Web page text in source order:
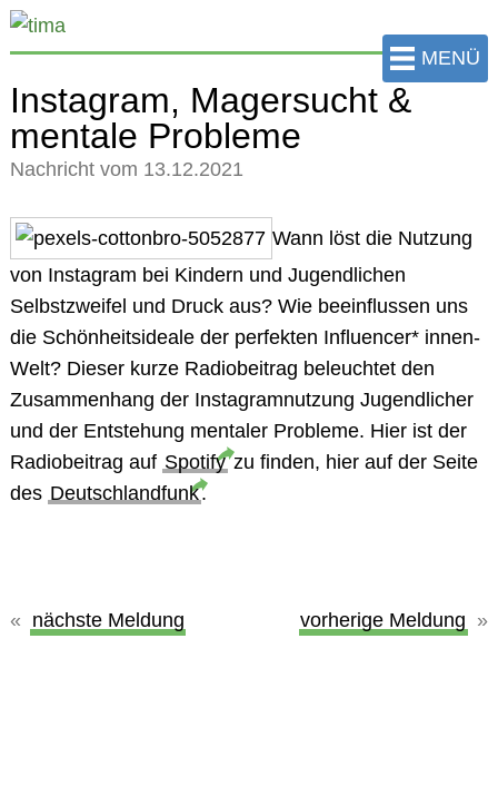
zum
Hauptinhalt
Seite
springen
MENÜ
Instagram, Magersucht &
mentale Probleme
Nachricht vom 13.12.2021
Wann löst die Nutzung
von Instagram bei Kindern und Jugendlichen
Selbstzweifel und Druck aus? Wie beeinflussen uns
die Schönheitsideale der perfekten Influencer* innen-
Welt? Dieser kurze Radiobeitrag beleuchtet den
Zusammenhang der Instagramnutzung Jugendlicher
und der Entstehung mentaler Probleme. Hier ist der
Radiobeitrag auf Spotifyzu finden, hier auf der Seite
des Deutschlandfunk.
vorherige Meldung
nächste Meldung